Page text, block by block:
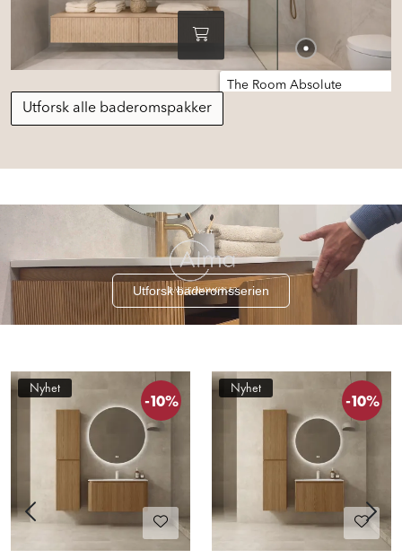
The Room Absolute
Utforsk alle baderomspakker
Utforsk baderomsserien
Nyhet
-10%
Nyhet
-10%
Next